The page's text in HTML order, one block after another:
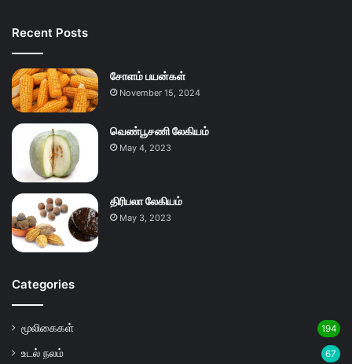
Recent Posts
சோளம் பயன்கள்
November 15, 2024
வெண்பூசணி லேகியம்
May 4, 2023
திரிபலா லேகியம்
May 3, 2023
Categories
மூலிகைகள் 194
உடல் நலம் 67